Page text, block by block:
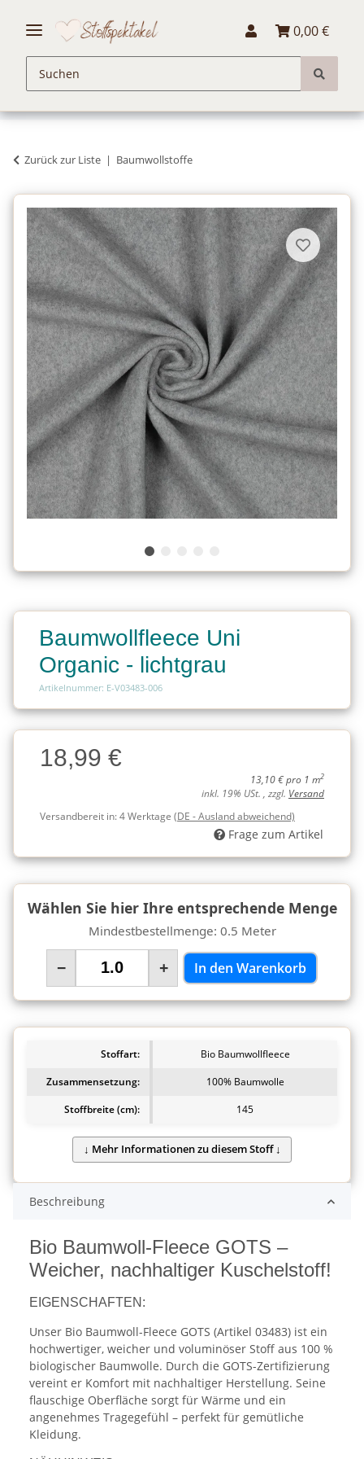
0,00 €
Zurück zur Liste Baumwollstoffe
Baumwollfleece Uni
Organic - lichtgrau
Artikelnummer: E-V03483-006
Charge
Charge18,99 €
13,10 € pro 1 m2
inkl. 19% USt. , zzgl. Versand
Versandbereit in:4 Werktage (DE - Ausland abweichend)
Frage zum Artikel
Wählen Sie hier Ihre entsprechende Menge
Mindestbestellmenge: 0.5 Meter
− + In den Warenkorb
Stoffart:
Bio Baumwollfleece
Zusammensetzung:
100% Baumwolle
Stoffbreite (cm):
145
Beschreibung
Bio Baumwoll-Fleece GOTS –
Weicher, nachhaltiger Kuschelstoff!
EIGENSCHAFTEN:
Unser Bio Baumwoll-Fleece GOTS (Artikel 03483) ist ein
hochwertiger, weicher und voluminöser Stoff aus 100 %
biologischer Baumwolle. Durch die GOTS-Zertifizierung
vereint er Komfort mit nachhaltiger Herstellung. Seine
flauschige Oberfläche sorgt für Wärme und ein
angenehmes Tragegefühl – perfekt für gemütliche
Kleidung.